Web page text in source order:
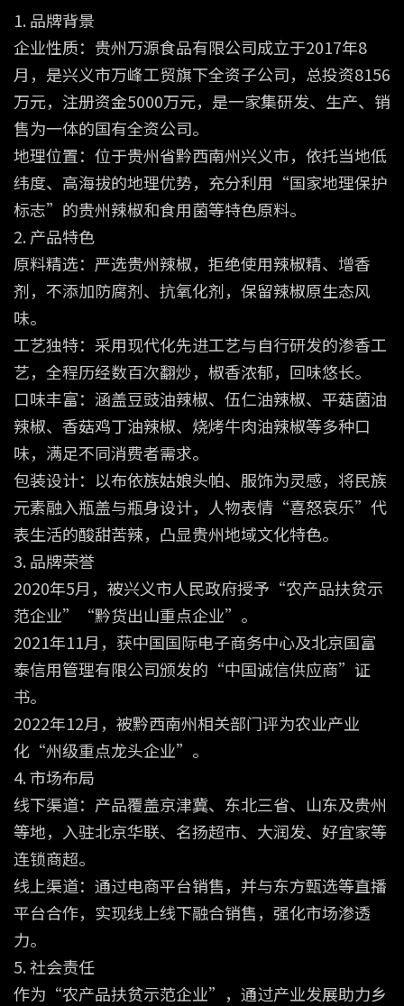
1. 品牌背景
企业性质：贵州万源食品有限公司成立于2017年8
月，是兴义市万峰工贸旗下全资子公司，总投资8156
万元，注册资金5000万元，是一家集研发、生产、销
售为一体的国有全资公司。
地理位置：位于贵州省黔西南州兴义市，依托当地低
纬度、高海拔的地理优势，充分利用“国家地理保护
标志”的贵州辣椒和食用菌等特色原料。
2. 产品特色
原料精选：严选贵州辣椒，拒绝使用辣椒精、增香
剂，不添加防腐剂、抗氧化剂，保留辣椒原生态风
味。
工艺独特：采用现代化先进工艺与自行研发的渗香工
艺，全程历经数百次翻炒，椒香浓郁，回味悠长。
口味丰富：涵盖豆豉油辣椒、伍仁油辣椒、平菇菌油
辣椒、香菇鸡丁油辣椒、烧烤牛肉油辣椒等多种口
味，满足不同消费者需求。
包装设计：以布依族姑娘头帕、服饰为灵感，将民族
元素融入瓶盖与瓶身设计，人物表情“喜怒哀乐”代
表生活的酸甜苦辣，凸显贵州地域文化特色。
3. 品牌荣誉
2020年5月，被兴义市人民政府授予“农产品扶贫示
范企业”“黔货出山重点企业”。
2021年11月，获中国国际电子商务中心及北京国富
泰信用管理有限公司颁发的“中国诚信供应商”证
书。
2022年12月，被黔西南州相关部门评为农业产业
化“州级重点龙头企业”。
4. 市场布局
线下渠道：产品覆盖京津冀、东北三省、山东及贵州
等地，入驻北京华联、名扬超市、大润发、好宜家等
连锁商超。
线上渠道：通过电商平台销售，并与东方甄选等直播
平台合作，实现线上线下融合销售，强化市场渗透
力。
5. 社会责任
作为“农产品扶贫示范企业”，通过产业发展助力乡